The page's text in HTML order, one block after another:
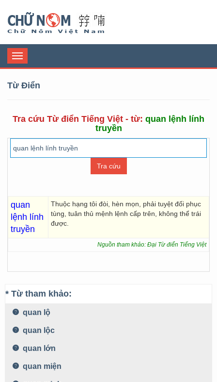
Toggle
navigation
Từ Điển
Tra cứu Từ điển Tiếng Việt - từ: quan lệnh lính
truyền
quan
lệnh lính
truyền
Thuộc hạng tôi đòi, hèn mọn, phải tuyệt đối phục
tùng, tuân thủ mệnh lệnh cấp trên, không thể trái
được.
Nguồn tham khảo: Đại Từ điển Tiếng Việt
* Từ tham khảo:
quan lộ
quan lộc
quan lớn
quan miện